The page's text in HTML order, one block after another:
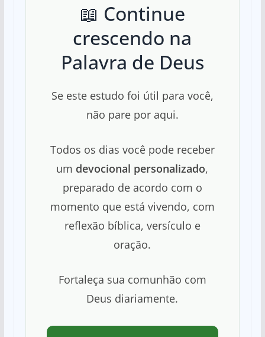
📖 Continue
crescendo na
Palavra de Deus
Se este estudo foi útil para você,
não pare por aqui.
Todos os dias você pode receber
um devocional personalizado,
preparado de acordo com o
momento que está vivendo, com
reflexão bíblica, versículo e
oração.
Fortaleça sua comunhão com
Deus diariamente.